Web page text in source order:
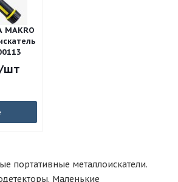
MAKRO
шт
портативные металлоискатели.
Маленькие